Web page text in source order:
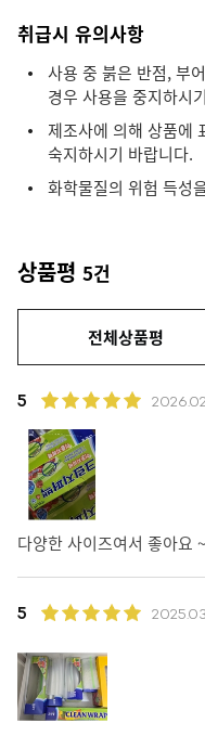
취급시 유의사항
사용 중 붉은 반점, 부
경우 사용을 중지하시
제조사에 의해 상품에
숙지하시기 바랍니다.
화학물질의 위험 득성
상품평 5건
전체상품평
5
다양한 사이즈여서 좋아요
5